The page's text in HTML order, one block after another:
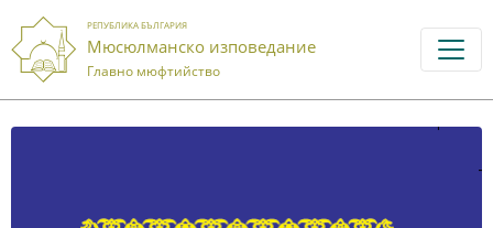
РЕПУБЛИКА БЪЛГАРИЯ
Мюсюлманско изповедание
Главно мюфтийство